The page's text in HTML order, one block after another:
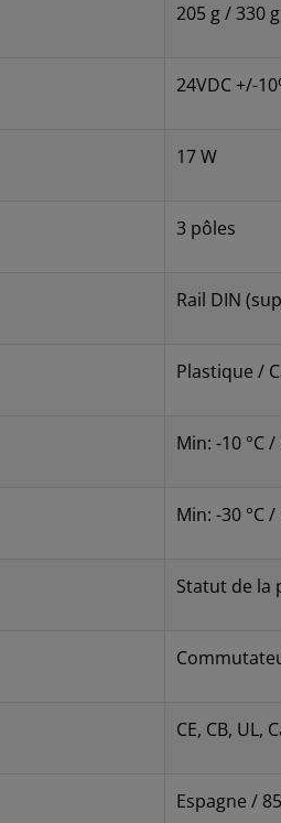
205 g / 330 g
24VDC +/-
17 W
3 pôles
Rail DIN
Plastique /
Min: -10 °C /
Min: -30 °C /
Statut de la
CE, CB, UL,
Espagne /